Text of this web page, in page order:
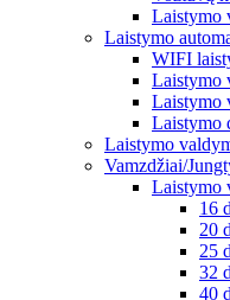
Laistymo
Laistymo
WIFI
Laistymo
Laistymo
Laistymo
Laistymo
Vamzdžiai/
Laistymo
16
20
25
32
40